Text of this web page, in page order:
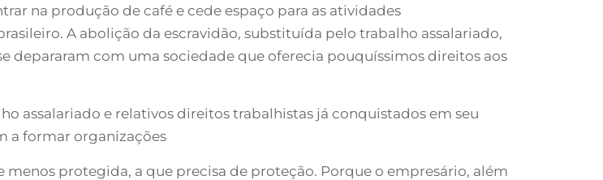
na produção de café e cede espaço para as atividades
A abolição da escravidão, substituída pelo trabalho assalariado,
depararam com uma sociedade que oferecia pouquíssimos direitos aos
assalariado e relativos direitos trabalhistas já conquistados em seu
a formar organizações
protegida, a que precisa de proteção. Porque o empresário, além